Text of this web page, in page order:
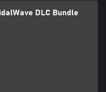
DLC Bundle